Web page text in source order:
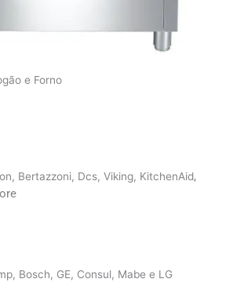
e Forno
Bertazzoni, Dcs, Viking, KitchenAid,
Bosch, GE, Consul, Mabe e LG